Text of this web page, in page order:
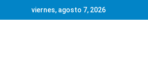
viernes, agosto 7, 2026